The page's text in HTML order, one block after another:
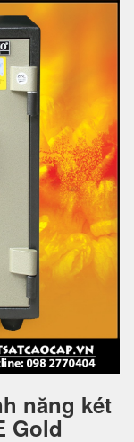
năng két
Gold